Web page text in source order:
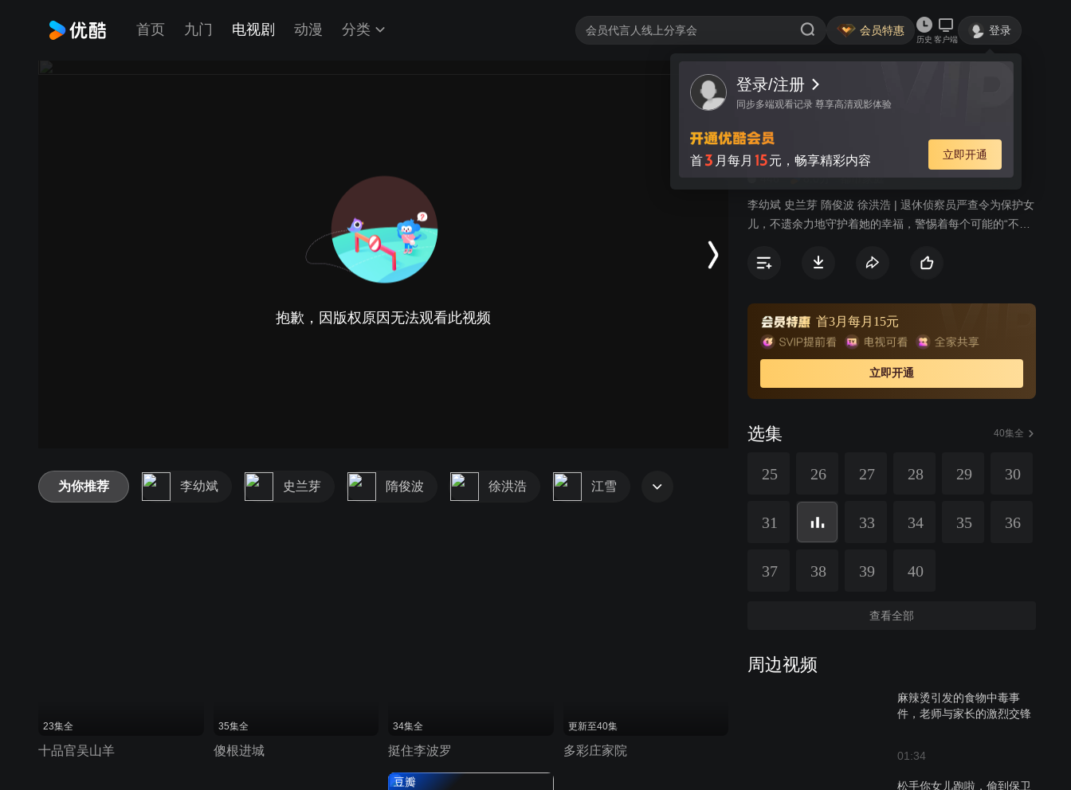
首页 九门 电视剧 动漫 分类 会员特惠
历史 客户端
登录
登录/注册
同步多端观看记录 尊享高清观影体验
首3 月每月 15元，畅享精彩内容 立即开通
抱歉，因版权原因无法观看此视频
视频 讨论
老严有女不愁嫁
都市家庭
李幼斌 史兰芽 隋俊波 徐洪浩 | 退休侦察员严查令为保护女
儿，不遗余力地守护着她的幸福，警惕着每个可能的“不靠
首3月每月15元
立即开通
选集 40集全
25 26 27 28 29 30
31 33 34 35 36
37 38 39 40
查看全部
周边视频
麻辣烫引发的食物中毒事
件，老师与家长的激烈交锋
01:34
松手你女儿跑啦，偷到保卫
为你推荐 李幼斌 史兰芽 隋俊波 徐洪浩 江雪
23集全
十品官吴山羊
35集全
傻根进城
34集全
挺住李波罗
更新至40集
多彩庄家院
豆瓣